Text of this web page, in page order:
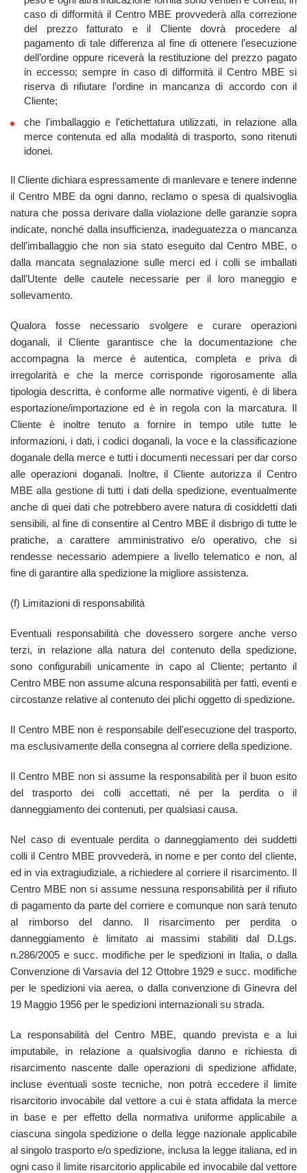
caso di difformità il Centro MBE provvederà alla correzione
del prezzo fatturato e il Cliente dovrà procedere al
pagamento di tale differenza al fine di ottenere l’esecuzione
dell’ordine oppure riceverà la restituzione del prezzo pagato
in eccesso; sempre in caso di difformità il Centro MBE si
riserva di rifiutare l’ordine in mancanza di accordo con il
Cliente;
che l'imballaggio e l'etichettatura utilizzati, in relazione alla
merce contenuta ed alla modalità di trasporto, sono ritenuti
idonei.
Il Cliente dichiara espressamente di manlevare e tenere indenne
il Centro MBE da ogni danno, reclamo o spesa di qualsivoglia
natura che possa derivare dalla violazione delle garanzie sopra
indicate, nonché dalla insufficienza, inadeguatezza o mancanza
dell'imballaggio che non sia stato eseguito dal Centro MBE, o
dalla mancata segnalazione sulle merci ed i colli se imballati
dall’Utente delle cautele necessarie per il loro maneggio e
sollevamento.
Qualora fosse necessario svolgere e curare operazioni
doganali, il Cliente garantisce che la documentazione che
accompagna la merce è autentica, completa e priva di
irregolarità e che la merce corrisponde rigorosamente alla
tipologia descritta, è conforme alle normative vigenti, è di libera
esportazione/importazione ed è in regola con la marcatura. Il
Cliente è inoltre tenuto a fornire in tempo utile tutte le
informazioni, i dati, i codici doganali, la voce e la classificazione
doganale della merce e tutti i documenti necessari per dar corso
alle operazioni doganali. Inoltre, il Cliente autorizza il Centro
MBE alla gestione di tutti i dati della spedizione, eventualmente
anche di quei dati che potrebbero avere natura di cosiddetti dati
sensibili, al fine di consentire al Centro MBE il disbrigo di tutte le
pratiche, a carattere amministrativo e/o operativo, che si
rendesse necessario adempiere a livello telematico e non, al
fine di garantire alla spedizione la migliore assistenza.
(f) Limitazioni di responsabilità
Eventuali responsabilità che dovessero sorgere anche verso
terzi, in relazione alla natura del contenuto della spedizione,
sono configurabili unicamente in capo al Cliente; pertanto il
Centro MBE non assume alcuna responsabilità per fatti, eventi e
circostanze relative al contenuto dei plichi oggetto di spedizione.
Il Centro MBE non è responsabile dell'esecuzione del trasporto,
ma esclusivamente della consegna al corriere della spedizione.
Il Centro MBE non si assume la responsabilità per il buon esito
del trasporto dei colli accettati, né per la perdita o il
danneggiamento dei contenuti, per qualsiasi causa.
Nel caso di eventuale perdita o danneggiamento dei suddetti
colli il Centro MBE provvederà, in nome e per conto del cliente,
ed in via extragiudiziale, a richiedere al corriere il risarcimento. Il
Centro MBE non si assume nessuna responsabilità per il rifiuto
di pagamento da parte del corriere e comunque non sarà tenuto
al rimborso del danno. Il risarcimento per perdita o
danneggiamento è limitato ai massimi stabiliti dal D.Lgs.
n.286/2005 e succ. modifiche per le spedizioni in Italia, o dalla
Convenzione di Varsavia del 12 Ottobre 1929 e succ. modifiche
per le spedizioni via aerea, o dalla convenzione di Ginevra del
19 Maggio 1956 per le spedizioni internazionali su strada.
La responsabilità del Centro MBE, quando prevista e a lui
imputabile, in relazione a qualsivoglia danno e richiesta di
risarcimento nascente dalle operazioni di spedizione affidate,
incluse eventuali soste tecniche, non potrà eccedere il limite
risarcitorio invocabile dal vettore a cui è stata affidata la merce
in base e per effetto della normativa uniforme applicabile a
ciascuna singola spedizione o della legge nazionale applicabile
al singolo trasporto e/o spedizione, inclusa la legge italiana, ed in
ogni caso il limite risarcitorio applicabile ed invocabile dal vettore